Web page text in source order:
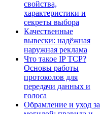
свойства,
характеристики и
секреты выбора
Качественные
вывески: надёжная
наружная реклама
Что такое IP TCP?
Основы работы
протоколов для
передачи данных и
голоса
Обрамление и уход за